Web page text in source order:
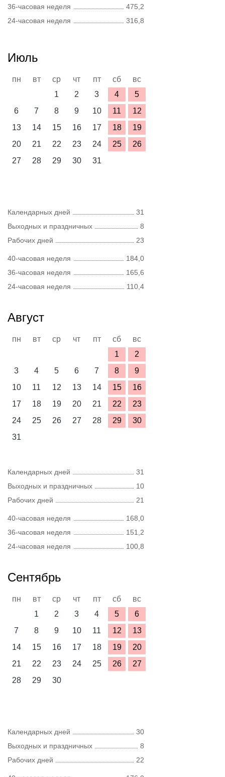
36-часовая неделя
475,2
24-часовая неделя
316,8
Июль
пн вт ср чт пт сб
вс
1
2 3 4
5
6
7 8 9 10 11
12
13
14 15 16 17 18
19
20
21 22 23 24 25
26
27
28 29 30 31
Календарных дней
31
Выходных и праздничных
8
Рабочих дней
23
40-часовая неделя
184,0
36-часовая неделя
165,6
24-часовая неделя
110,4
Август
пн вт ср чт пт сб
вс
1
2
3
4 5 6 7 8
9
10
11 12 13 14 15
16
17
18 19 20 21 22
23
24
25 26 27 28 29
30
31
Календарных дней
31
Выходных и праздничных
10
Рабочих дней
21
40-часовая неделя
168,0
36-часовая неделя
151,2
24-часовая неделя
100,8
Сентябрь
пн вт ср чт пт сб
вс
1
2 3 4 5
6
7
8 9 10 11 12
13
14
15 16 17 18 19
20
21
22 23 24 25 26
27
28
29 30
Календарных дней
30
Выходных и праздничных
8
Рабочих дней
22